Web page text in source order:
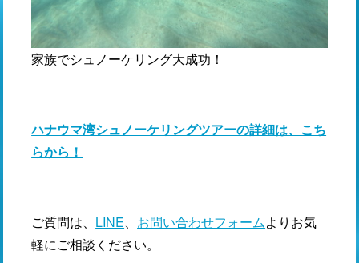
家族でシュノーケリング大成功！
ハナウマ湾シュノーケリングツアーの詳細は、こち
らから！
ご質問は、 LINE、 お問い合わせフォームよりお気
軽にご相談ください。